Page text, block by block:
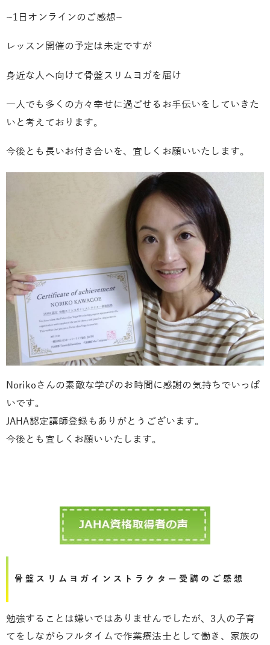
~1日オンラインのご感想~
レッスン開催の予定は未定ですが
身近な人へ向けて骨盤スリムヨガを届け
一人でも多くの方々幸せに過ごせるお手伝いをしていきた
いと考えております。
今後とも長いお付き合いを、宜しくお願いいたします。
Norikoさんの素敵な学びのお時間に感謝の気持ちでいっぱ
いです。
JAHA認定講師登録もありがとうございます。
今後とも宜しくお願いいたします。
骨盤スリムヨガインストラクター受講のご感想
勉強することは嫌いではありませんでしたが、3人の子育
てをしながらフルタイムで作業療法士として働き、家族の